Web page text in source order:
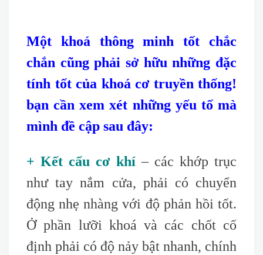
Một khoá thông minh tốt chắc
chắn cũng phải sở hữu những đặc
tính tốt của khoá cơ truyền thống!
bạn cần xem xét những yếu tố mà
mình đề cập sau đây:
+ Kết cấu cơ khí– các khớp trục
như tay nắm cửa, phải có chuyển
động nhẹ nhàng với độ phản hồi tốt.
Ở phần lưỡi khoá và các chốt cố
định phải có độ nảy bật nhanh, chính